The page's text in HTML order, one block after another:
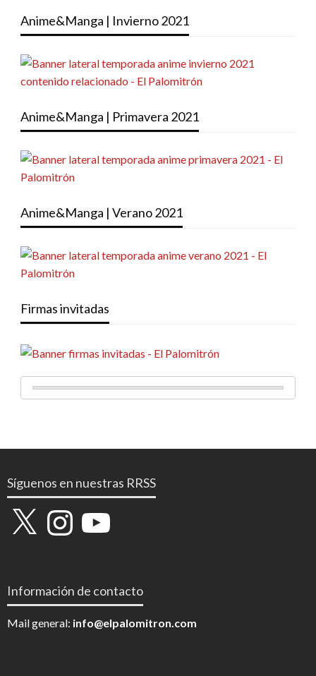
Anime&Manga | Invierno 2021
Anime&Manga | Primavera 2021
Anime&Manga | Verano 2021
Firmas invitadas
Síguenos en nuestras RRSS
X InstagramYouTube
Información de contacto
Mail general: info@elpalomitron.com